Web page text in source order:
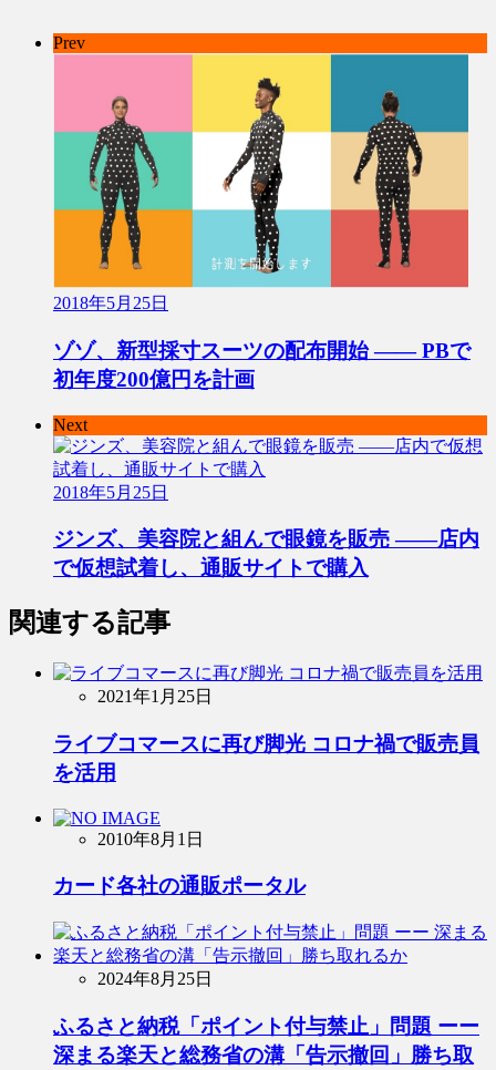
Prev
2018年5月25日
ゾゾ、新型採寸スーツの配布開始 ―― PBで
初年度200億円を計画
Next
2018年5月25日
ジンズ、美容院と組んで眼鏡を販売 ――店内
で仮想試着し、通販サイトで購入
関連する記事
2021年1月25日
ライブコマースに再び脚光 コロナ禍で販売員
を活用
2010年8月1日
カード各社の通販ポータル
2024年8月25日
ふるさと納税「ポイント付与禁止」問題 ーー
深まる楽天と総務省の溝「告示撤回」勝ち取